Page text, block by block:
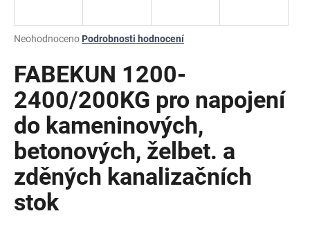
Průměrné
produktu
je
0,0
z
hvězdiček.
Neohodnoceno Podrobnosti hodnocení
FABEKUN 1200-
2400/200KG pro napojení
do kameninových,
betonových, želbet. a
zděných kanalizačních
stok
j
t
?
HLEDAT